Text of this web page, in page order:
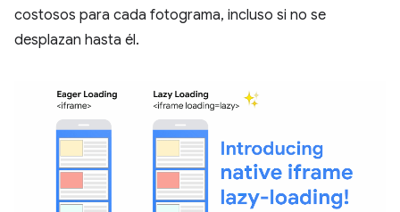
costosos para cada fotograma, incluso si no se
desplazan hasta él.